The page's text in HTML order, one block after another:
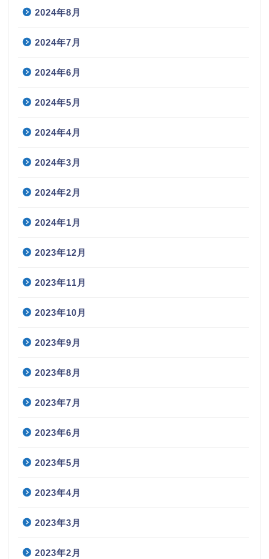
2024年8月
2024年7月
2024年6月
2024年5月
2024年4月
2024年3月
2024年2月
2024年1月
2023年12月
2023年11月
2023年10月
2023年9月
2023年8月
2023年7月
2023年6月
2023年5月
2023年4月
2023年3月
2023年2月